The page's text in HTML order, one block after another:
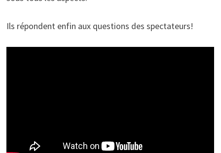
Ils répondent enfin aux questions des spectateurs!